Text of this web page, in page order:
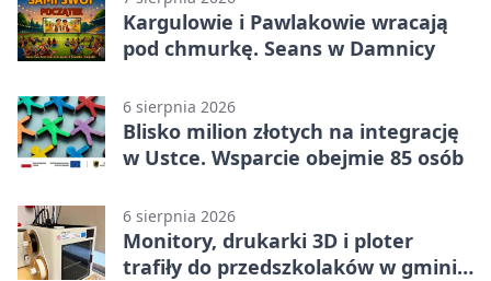
Kargulowie i Pawlakowie wracają
pod chmurkę. Seans w Damnicy
6 sierpnia 2026
Blisko milion złotych na integrację
w Ustce. Wsparcie obejmie 85 osób
6 sierpnia 2026
Monitory, drukarki 3D i ploter
trafiły do przedszkolaków w gminie